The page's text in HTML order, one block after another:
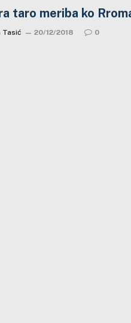
taro meriba ko
Tasić 20/12/2018 0